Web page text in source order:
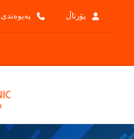
پۆرتاڵ پەیوەندی